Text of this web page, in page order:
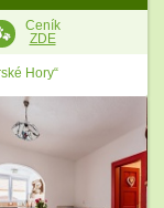
Ceník
ZDE
Hory“